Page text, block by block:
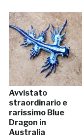
Avvistato
straordinario e
rarissimo Blue
Dragon in
Australia